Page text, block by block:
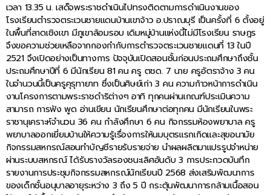
เวลา 13.35 น. เสด็จพระราชดำเนินไปทรงติดตามการดำเนินงานของ
โรงเรียนตำรวจตระเวนชายแดนบ้านเขาจ้าว อ.ปราณบุรี เป็นครั้งที่ 6 ตั้งอยู่
ในพื้นที่ลาดเชิงเขา มีภูเขาล้อมรอบ เดิมหมู่บ้านแห่งนี้ไม่มีโรงเรียน ราษฎร
จึงขอความช่วยเหลือจากกองกำกับการตำรวจตระเวนชายแดนที่ 13 ในปี
2521 จึงเปิดอย่างเป็นทางการ ปัจจุบันเปิดสอนชั้นก่อนประถมศึกษาถึงชั้น
ประถมศึกษาปีที่ 6 มีนักเรียน 81 คน ครู ตชด. 7 นาย ครูอัตราจ้าง 3 คน
ในจำนวนนี้เป็นครูคุรุทายาท ซึ่งเป็นศิษย์เก่า 3 คน ความก้าวหน้าการดำเนิน
งานโครงการตามพระราชดำริต่างๆ อาทิ ทุกคนผ่านเกณฑ์ประเมินความ
สามารถ การฟัง พูด อ่านเขียน นักเรียนศึกษาต่อทุกคน มีนักเรียนในพระ
ราชานุเคราะห์จำนวน 36 คน กำลังศึกษา 6 คน กิจกรรมห้องพยาบาล ครู
พยาบาลออกเยี่ยมบ้านให้ความรู้เรื่องการให้นมบุตรแรกเกิดและสุขอนามัย
กิจกรรมสหกรณ์สอนทำบัญชีรายรับรายจ่าย นำผลผลิตมาแปรรูปจำหน่าย
ผ่านระบบสหกรณ์ ได้รับรางวัลรองชนะเลิศอันดับ 3 การประกวดบันทึก
รายงานการประชุมกิจกรรมสหกรณ์นักเรียนปี 2568 ส่งเสริมพัฒนาการ
ของเด็กชั้นอนุบาลอายุระหว่าง 3 ถึง 5 ปี กระตุ้นพัฒนาการกล้ามเนื้อสอน